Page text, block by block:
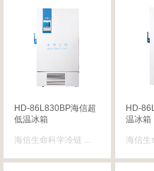
HD-86L830BP海信超
低温冰箱
海信生命科学冷链 ...
HD-
温冰箱
海信生